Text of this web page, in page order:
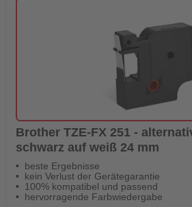
Brother TZE-FX 251 -
schwarz auf weiß 24 mm
beste Ergebnisse
kein Verlust der Gerätegarantie
100% kompatibel und passend
hervorragende Farbwiedergabe